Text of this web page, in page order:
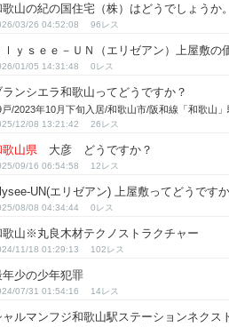
歌山の紀の国住宅（株）はどうでしょうか。
03/26 04:52:08 96
ｌｙｓｅｅ－ＵＮ（エリゼアン）上屋敷の
01/05 14:31:48 0
ランシエラ和歌山ってどうですか？
戸/2023年10月下旬入居/和歌山市/阪和線「和歌山」
12/08 13:21:42 26
歌山県 大彦 どうですか？
09/16 06:54:58 12
UN(エリゼアン) 上屋敷ってどうです
08/08 04:34:44 0
歌山※丸良木材テクノストラクチャー
11/18 01:29:13 102
年少の少年犯罪
07/31 01:54:16 14
ャルマンフジ和歌山駅ステーションネクス